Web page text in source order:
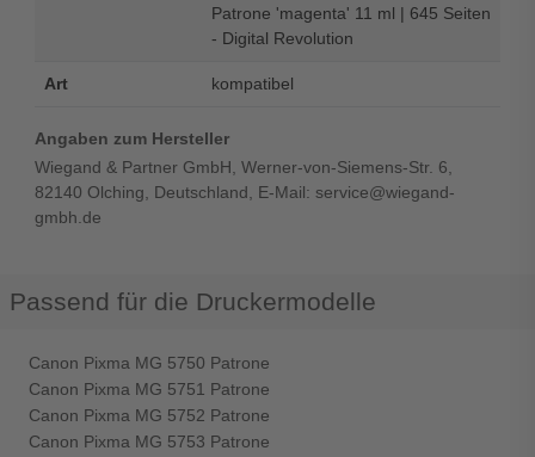
Patrone 'magenta' 11 ml | 645 Seiten
- Digital Revolution
Art kompatibel
Angaben zum Hersteller
Wiegand & Partner GmbH, Werner-von-Siemens-Str. 6,
82140 Olching, Deutschland, E-Mail: service@wiegand-
gmbh.de
Passend für die Druckermodelle
Canon Pixma MG 5750 Patrone
Canon Pixma MG 5751 Patrone
Canon Pixma MG 5752 Patrone
Canon Pixma MG 5753 Patrone